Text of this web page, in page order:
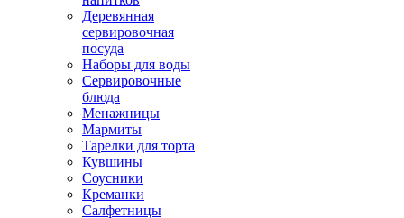
Деревянная
сервировочная
посуда
Наборы для воды
Сервировочные
блюда
Менажницы
Мармиты
Тарелки для торта
Кувшины
Соусники
Креманки
Салфетницы